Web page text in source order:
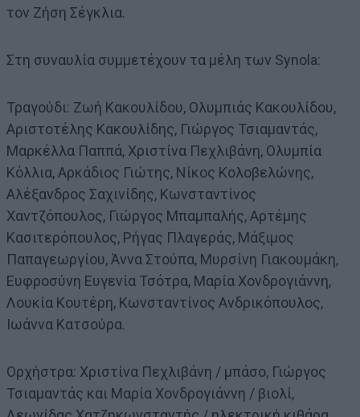
τον Ζήση Σέγκλια.
Στη συναυλία συμμετέχουν τα μέλη των Synola:
Τραγούδι: Ζωή Κακουλίδου, Ολυμπιάς Κακουλίδου,
Αριστοτέλης Κακουλίδης, Γιώργος Τσιαμαντάς,
Μαρκέλλα Παππά, Χριστίνα Πεχλιβάνη, Ολυμπία
Κόλλια, Αρκάδιος Γιώτης, Νίκος Κολοβελώνης,
Αλέξανδρος Σαχινίδης, Κωνσταντίνος
Χαντζόπουλος, Γιώργος Μπαμπαλής, Αρτέμης
Κασιτερόπουλος, Ρήγας Πλαγεράς, Μάξιμος
Παπαγεωργίου, Άννα Στούπα, Μυρσίνη Γιακουμάκη,
Ευφροσύνη Ευγενία Τσότρα, Μαρία Χονδρογιάννη,
Λουκία Κουτέρη, Κωνσταντίνος Ανδρικόπουλος,
Ιωάννα Κατσούρα.
Ορχήστρα: Χριστίνα Πεχλιβάνη / μπάσο, Γιώργος
Τσιαμαντάς και Μαρία Χονδρογιάννη / βιολί,